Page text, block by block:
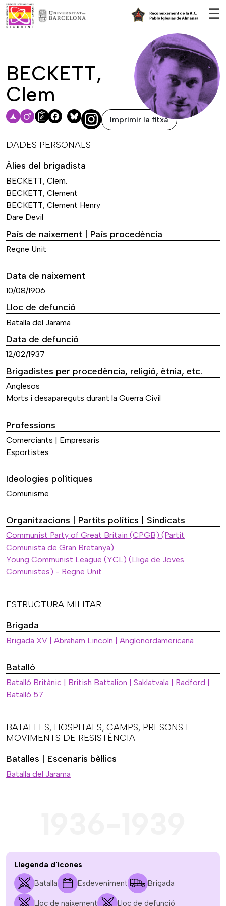
☰
BECKETT,
Clem
Facebook
Bluesky Imprimir la fitxa
DADES PERSONALS
Àlies del brigadista
BECKETT, Clem.
BECKETT, Clement
BECKETT, Clement Henry
Dare Devil
País de naixement | País procedència
Regne Unit
Data de naixement
10/08/1906
Lloc de defunció
Batalla del Jarama
Data de defunció
12/02/1937
Brigadistes per procedència, religió, ètnia, etc.
Anglesos
Morts i desapareguts durant la Guerra Civil
Professions
Comerciants | Empresaris
Esportistes
Ideologies polítiques
Comunisme
Organitzacions | Partits polítics | Sindicats
Communist Party of Great Britain (CPGB) (Partit
Comunista de Gran Bretanya)
Young Communist League (YCL) (Lliga de Joves
Comunistes) - Regne Unit
ESTRUCTURA MILITAR
Brigada
Brigada XV | Abraham Lincoln | Anglonordamericana
Batalló
Batalló Britànic | British Battalion | Saklatvala | Radford |
Batalló 57
BATALLES, HOSPITALS, CAMPS, PRESONS I
MOVIMENTS DE RESISTÈNCIA
Batalles | Escenaris bèl·lics
Batalla del Jarama
Llegenda d'icones
Batalla Esdeveniment Brigada
Lloc de naixement Lloc de defunció